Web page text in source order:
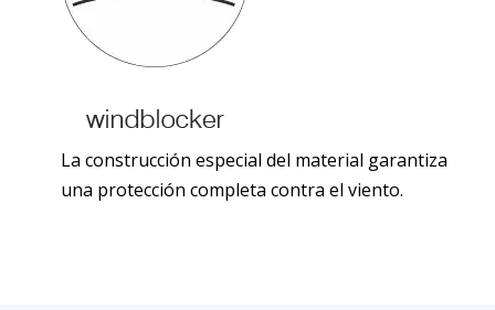
La construcción especial del material garantiza
una protección completa contra el viento.